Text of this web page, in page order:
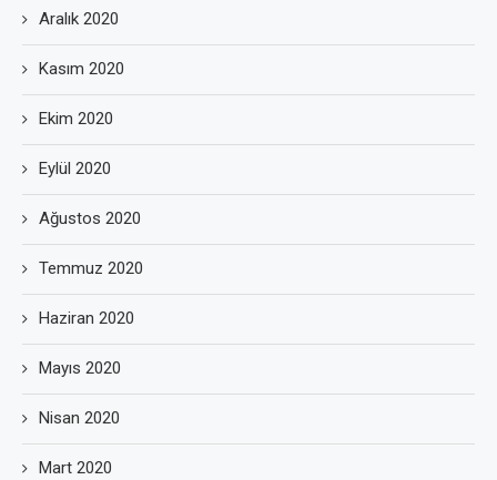
Aralık 2020
Kasım 2020
Ekim 2020
Eylül 2020
Ağustos 2020
Temmuz 2020
Haziran 2020
Mayıs 2020
Nisan 2020
Mart 2020